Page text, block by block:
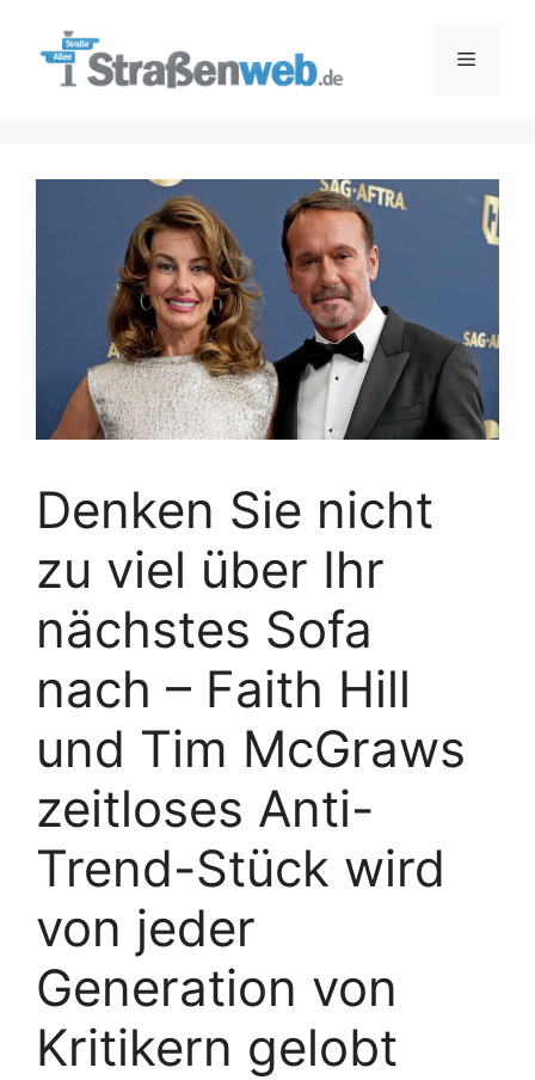
Menü
Denken Sie nicht
zu viel über Ihr
nächstes Sofa
nach – Faith Hill
und Tim McGraws
zeitloses Anti-
Trend-Stück wird
von jeder
Generation von
Kritikern gelobt